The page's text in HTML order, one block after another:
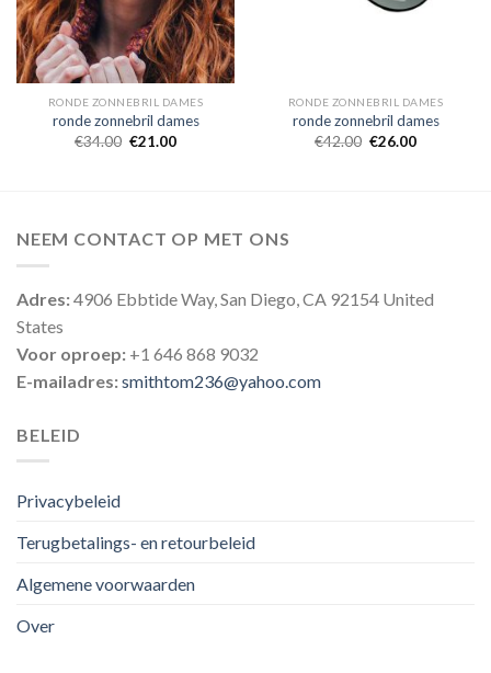
RONDE ZONNEBRIL DAMES
ronde zonnebril dames
€34.00 €21.00
RONDE ZONNEBRIL DAMES
ronde zonnebril dames
€42.00 €26.00
NEEM CONTACT OP MET ONS
Adres:4906 Ebbtide Way, San Diego, CA 92154 United
States
Voor oproep: +1 646 868 9032
E-mailadres:smithtom236@yahoo.com
BELEID
Privacybeleid
Terugbetalings- en retourbeleid
Algemene voorwaarden
Over